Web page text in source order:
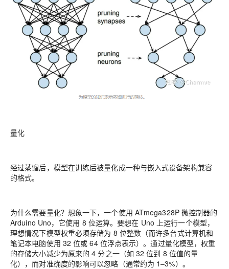
量化
经过蒸馏后，模型在训练后被量化成一种与嵌入式设备架构兼容
的格式。
为什么需要量化？想象一下，一个使用 ATmega328P 微控制器的
Arduino Uno，它使用 8 位运算。要想在 Uno 上运行一个模型，
理想情况下模型权重必须存储为 8 位整数（而许多台式计算机和
笔记本电脑使用 32 位或 64 位浮点表示）。通过量化模型，权重
的存储大小减少为原来的 4 分之一（如 32 位到 8 位值的量
化），而对准确度的影响可以忽略（通常约为 1–3%）。